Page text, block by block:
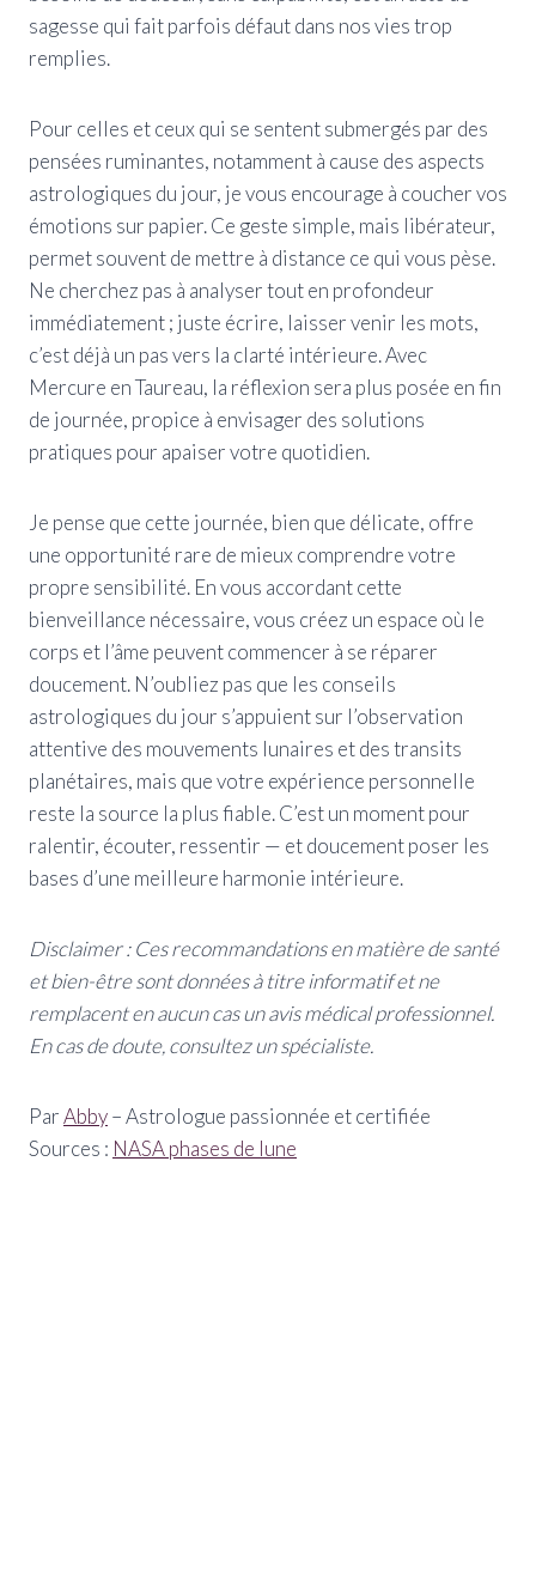
sagesse qui fait parfois défaut dans nos vies trop
remplies.
Pour celles et ceux qui se sentent submergés par des
pensées ruminantes, notamment à cause des aspects
astrologiques du jour, je vous encourage à coucher vos
émotions sur papier. Ce geste simple, mais libérateur,
permet souvent de mettre à distance ce qui vous pèse.
Ne cherchez pas à analyser tout en profondeur
immédiatement ; juste écrire, laisser venir les mots,
c’est déjà un pas vers la clarté intérieure. Avec
Mercure en Taureau, la réflexion sera plus posée en fin
de journée, propice à envisager des solutions
pratiques pour apaiser votre quotidien.
Je pense que cette journée, bien que délicate, offre
une opportunité rare de mieux comprendre votre
propre sensibilité. En vous accordant cette
bienveillance nécessaire, vous créez un espace où le
corps et l’âme peuvent commencer à se réparer
doucement. N’oubliez pas que les conseils
astrologiques du jour s’appuient sur l’observation
attentive des mouvements lunaires et des transits
planétaires, mais que votre expérience personnelle
reste la source la plus fiable. C’est un moment pour
ralentir, écouter, ressentir — et doucement poser les
bases d’une meilleure harmonie intérieure.
Disclaimer : Ces recommandations en matière de santé
et bien-être sont données à titre informatif et ne
remplacent en aucun cas un avis médical professionnel.
En cas de doute, consultez un spécialiste.
ParAbby– Astrologue passionnée et certifiée
Sources : NASA phases de lune